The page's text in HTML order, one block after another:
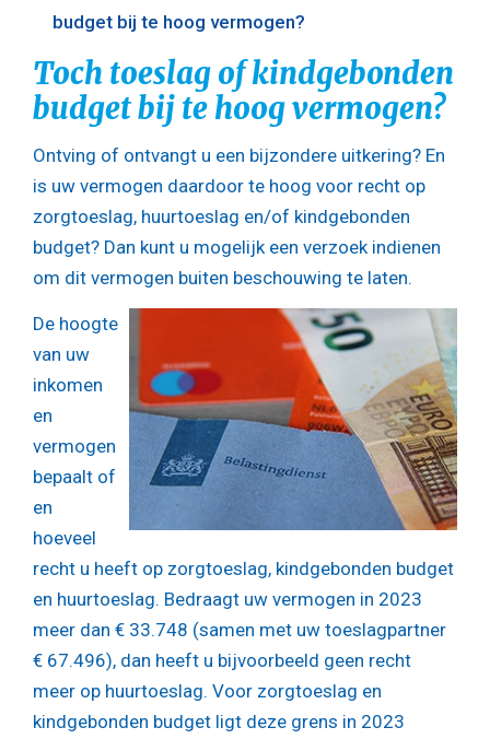
budget bij te hoog vermogen?
Toch toeslag of kindgebonden
budget bij te hoog vermogen?
Ontving of ontvangt u een bijzondere uitkering? En
is uw vermogen daardoor te hoog voor recht op
zorgtoeslag, huurtoeslag en/of kindgebonden
budget? Dan kunt u mogelijk een verzoek indienen
om dit vermogen buiten beschouwing te laten.
De hoogte
van uw
inkomen
en
vermogen
bepaalt of
en
hoeveel
recht u heeft op zorgtoeslag, kindgebonden budget
en huurtoeslag. Bedraagt uw vermogen in 2023
meer dan € 33.748 (samen met uw toeslagpartner
€ 67.496), dan heeft u bijvoorbeeld geen recht
meer op huurtoeslag. Voor zorgtoeslag en
kindgebonden budget ligt deze grens in 2023